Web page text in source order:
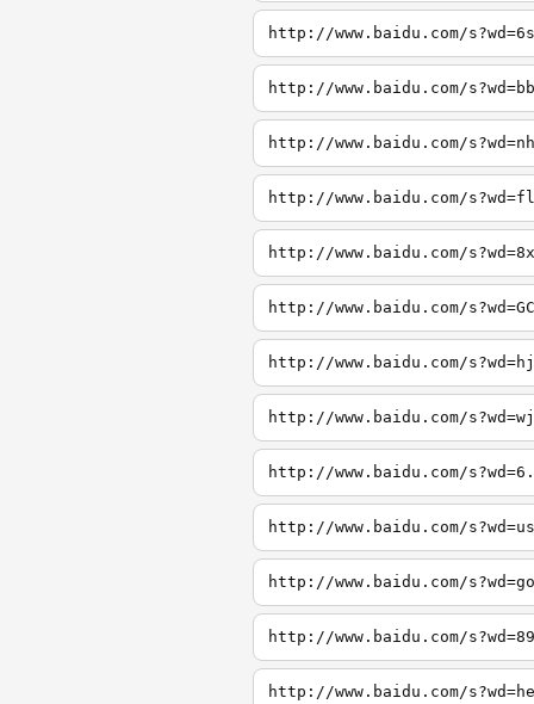
http://www.baidu.com/
http://www.baidu.com/
http://www.baidu.com/
http://www.baidu.com/
http://www.baidu.com/
http://www.baidu.com/
http://www.baidu.com/
http://www.baidu.com/
http://www.baidu.com/
http://www.baidu.com/
http://www.baidu.com/
http://www.baidu.com/
http://www.baidu.com/